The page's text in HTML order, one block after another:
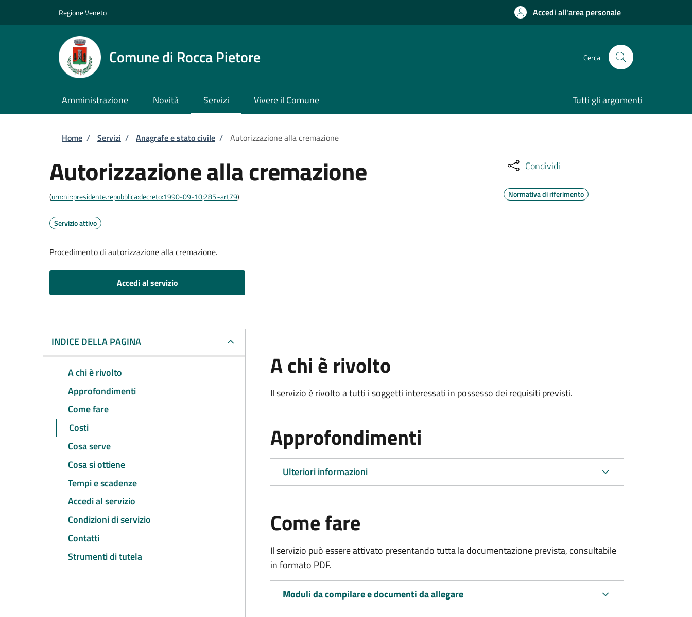
Regione Veneto Accedi all'area personale
Comune di Rocca Pietore Cerca
Amministrazione Novità Servizi Vivere il Comune Tutti gli argomenti
Briciole di pane
Home / Servizi / Anagrafe e stato civile / Autorizzazione alla cremazione
Autorizzazione alla cremazione
(urn:nir:presidente.repubblica:decreto:1990-09-10;285~art79)
Servizio attivo
Procedimento di autorizzazione alla cremazione.
Accedi al servizio
Condividi
Normativa di riferimento
INDICE DELLA PAGINA
A chi è rivolto
Approfondimenti
Come fare
Costi
Cosa serve
Cosa si ottiene
Tempi e scadenze
Accedi al servizio
Condizioni di servizio
Contatti
Strumenti di tutela
A chi è rivolto
Il servizio è rivolto a tutti i soggetti interessati in possesso dei requisiti previsti.
Approfondimenti
Ulteriori informazioni
Come fare
Il servizio può essere attivato presentando tutta la documentazione prevista, consultabile
in formato PDF.
Moduli da compilare e documenti da allegare